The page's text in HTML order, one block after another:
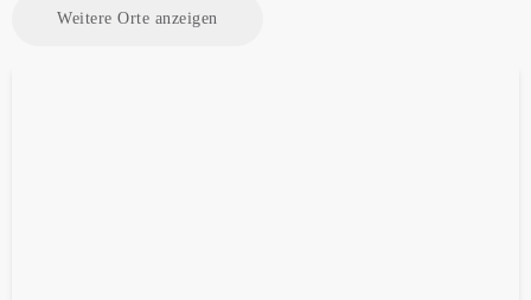
Weitere Orte anzeigen